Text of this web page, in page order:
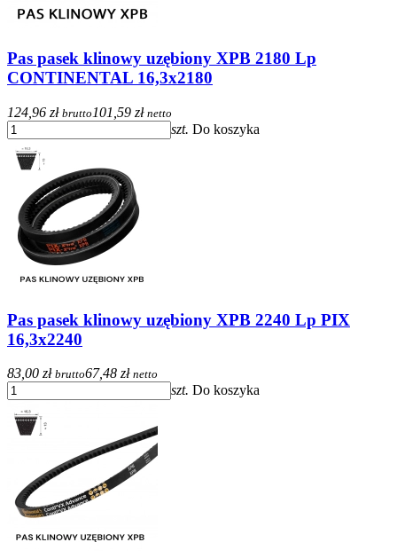
Pas pasek klinowy uzębiony XPB 2180 Lp
CONTINENTAL 16,3x2180
124,96 zł brutto 101,59 zł netto
szt. Do koszyka
Pas pasek klinowy uzębiony XPB 2240 Lp PIX
16,3x2240
83,00 zł brutto67,48 zł netto
szt. Do koszyka